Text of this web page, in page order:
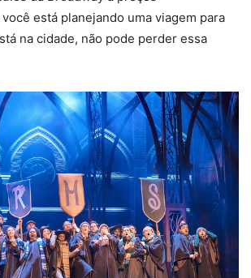
está planejando uma viagem para
na cidade, não pode perder essa